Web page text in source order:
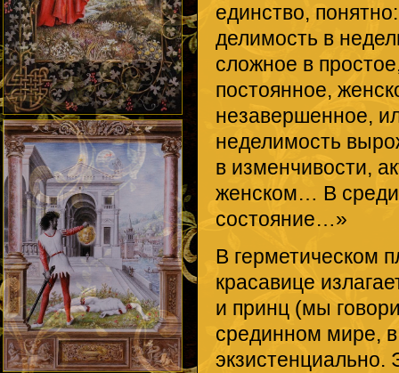
единство,
делимость в
сложное в
постоянное,
незавершенное,
неделимость
в изменчивости,
женском… В
состояние…»
В герметическом
красавице
и принц (мы
срединном мире,
экзистенциально.